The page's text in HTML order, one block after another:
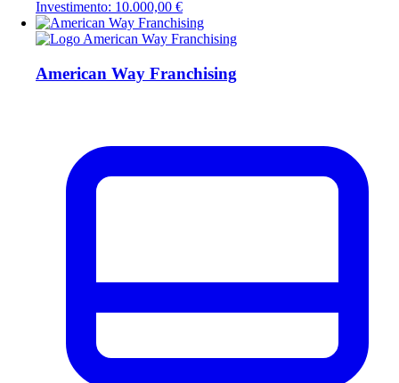
Investimento: 10.000,00 €
American Way Franchising